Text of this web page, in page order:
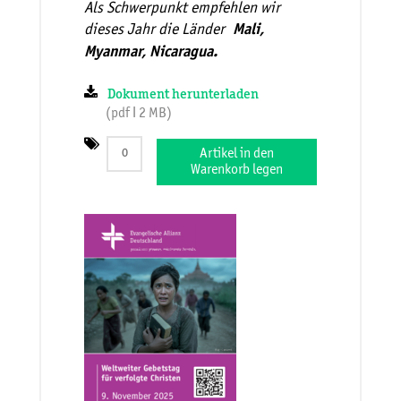
Als Schwerpunkt empfehlen wir
dieses Jahr die Länder Mali,
Myanmar, Nicaragua.
Dokument herunterladen
(pdf ǀ 2 MB)
Artikel in den
Warenkorb legen